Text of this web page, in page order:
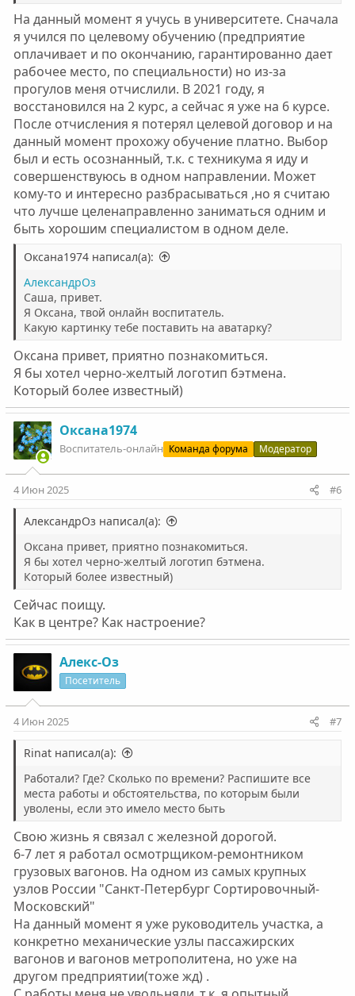
На данный момент я учусь в университете. Сначала
я учился по целевому обучению (предприятие
оплачивает и по окончанию, гарантированно дает
рабочее место, по специальности) но из-за
прогулов меня отчислили. В 2021 году, я
восстановился на 2 курс, а сейчас я уже на 6 курсе.
После отчисления я потерял целевой договор и на
данный момент прохожу обучение платно. Выбор
был и есть осознанный, т.к. с техникума я иду и
совершенствуюсь в одном направлении. Может
кому-то и интересно разбрасываться ,но я считаю
что лучше целенаправленно заниматься одним и
быть хорошим специалистом в одном деле.
Оксана1974 написал(а):
АлександрОз
Саша, привет.
Я Оксана, твой онлайн воспитатель.
Какую картинку тебе поставить на аватарку?
Оксана привет, приятно познакомиться.
Я бы хотел черно-желтый логотип бэтмена.
Который более известный)
Оксана1974
Воспитатель-онлайн Команда форума Модератор
4 Июн 2025 #6
АлександрОз написал(а):
Оксана привет, приятно познакомиться.
Я бы хотел черно-желтый логотип бэтмена.
Который более известный)
Сейчас поищу.
Как в центре? Как настроение?
Алекс-Оз
Посетитель
4 Июн 2025 #7
Rinat написал(а):
Работали? Где? Сколько по времени? Распишите все
места работы и обстоятельства, по которым были
уволены, если это имело место быть
Свою жизнь я связал с железной дорогой.
6-7 лет я работал осмотрщиком-ремонтником
грузовых вагонов. На одном из самых крупных
узлов России "Санкт-Петербург Сортировочный-
Московский"
На данный момент я уже руководитель участка, а
конкретно механические узлы пассажирских
вагонов и вагонов метрополитена, но уже на
другом предприятии(тоже жд) .